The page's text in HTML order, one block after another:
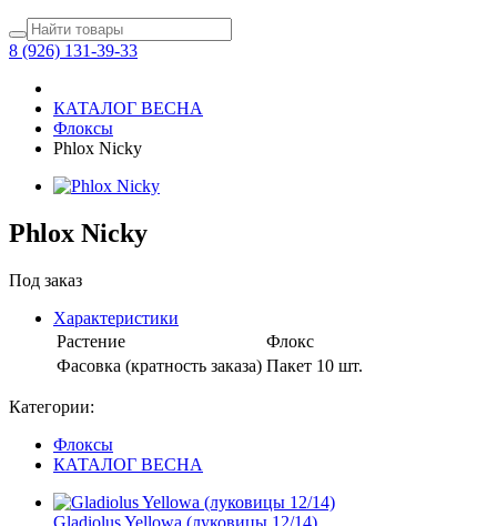
8 (926) 131-39-33
КАТАЛОГ ВЕСНА
Флоксы
Phlox Nicky
Phlox Nicky
Под заказ
Характеристики
Растение
Флокс
Фасовка (кратность заказа) Пакет 10 шт.
Категории:
Флоксы
КАТАЛОГ ВЕСНА
Gladiolus Yellowa (луковицы 12/14)